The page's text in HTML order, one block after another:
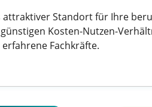
attraktiver Standort für Ihre
Kosten-Nutzen-
Fachkräfte.